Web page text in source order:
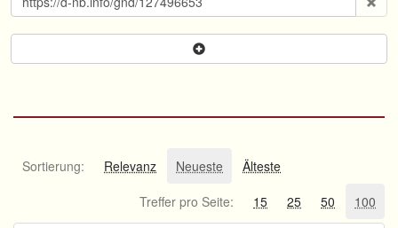
Sortierung: Relevanz Neueste
Älteste
Treffer pro Seite:
15 25 50 100